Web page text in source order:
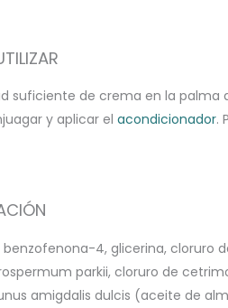
suficiente de crema en la
y aplicar el acondicionador.
benzofenona-4, glicerina,
parkii, cloruro de
amigdalis dulcis (aceite de